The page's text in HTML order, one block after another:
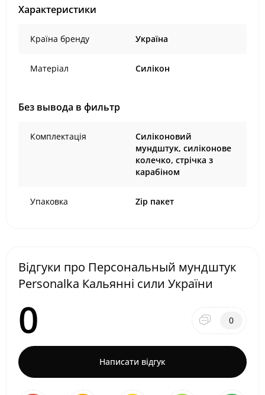
Характеристики
Країна бренду Україна
Матеріал Силікон
Без вывода в фильтр
Комплектація
Силіконовий
мундштук, силіконове
колечко, стрічка з
карабіном
Упаковка Zip пакет
Відгуки про Персональный мундштук
Personalka Кальянні сили України
0 0
Написати відгук